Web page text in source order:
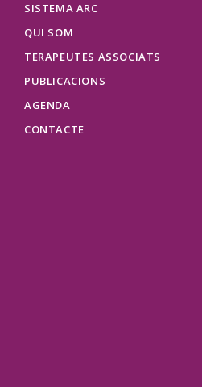
SISTEMA ARC
QUI SOM
TERAPEUTES ASSOCIATS
PUBLICACIONS
AGENDA
CONTACTE